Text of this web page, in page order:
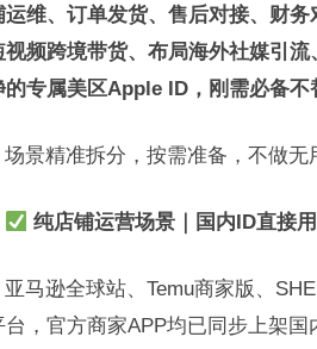
运维、订单发货、售后对接、财
视频跨境带货、布局海外社媒引
的专属美区Apple ID，刚需必备不
场景精准拆分，按需准备，不做无
纯店铺运营场景｜国内ID直接
亚马逊全球站、Temu商家版、
台，官方商家APP均已同步上架